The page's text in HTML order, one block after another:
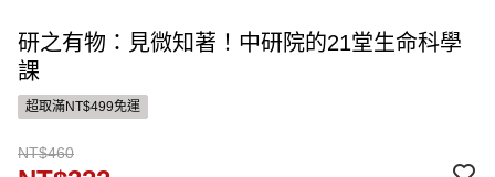
研之有物：見微知著！中研院的21堂生命科學
課
超取滿NT$499免運
NT$460